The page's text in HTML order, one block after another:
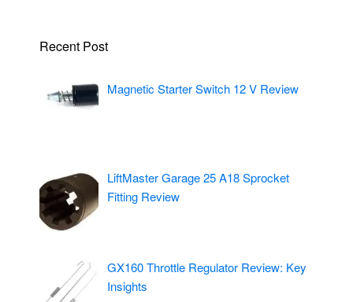
Recent Post
Magnetic Starter Switch 12 V Review
LiftMaster Garage 25 A18 Sprocket
Fitting Review
GX160 Throttle Regulator Review: Key
Insights